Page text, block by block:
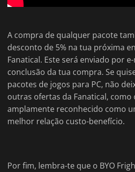
A compra de qualquer pacote
desconto de 5% na tua próxima
Fanatical. Este será enviado por
conclusão da tua compra. Se
pacotes de jogos para PC, não
outras ofertas da Fanatical, como
amplamente reconhecido como
melhor relação custo-benefício.
Por fim, lembra-te que o BYO